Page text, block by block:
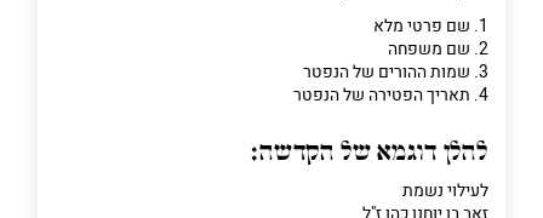
1. שם פרטי מלא
2. שם משפחה
3. שמות ההורים של הנפטר
4. תאריך הפטירה של הנפטר
להלן דוגמא של הקדשה:
לעילוי נשמת